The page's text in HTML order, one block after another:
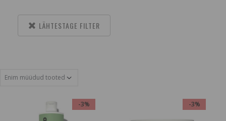
LÄHTESTAGE FILTER
-3% -3%